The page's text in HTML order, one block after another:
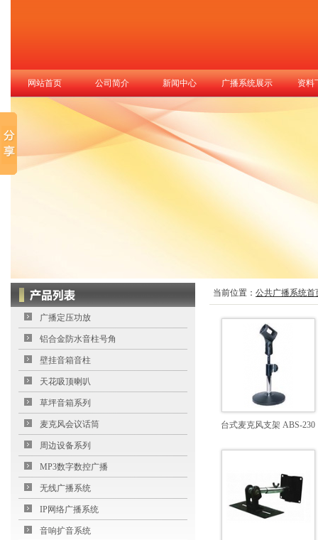
网站首页 公司简介 新闻中心 广播系统展示 资料
广播定压功放
铝合金防水音柱号角
壁挂音箱音柱
天花吸顶喇叭
草坪音箱系列
麦克风会议话筒
周边设备系列
MP3数字数控广播
无线广播系统
IP网络广播系统
音响扩音系统
当前位置： 公共广播系统首
台式麦克风支架 ABS-230